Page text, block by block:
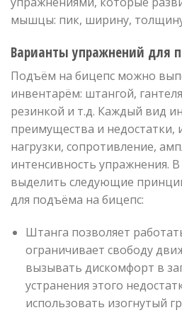
мышцы: пик, ширину,
Варианты упражнений для
Подъём на бицепс можно
инвентарём: штангой,
резинкой и т.д. Каждый вид
преимущества и недостатки,
нагрузки, сопротивление,
интенсивность упражнения.
выделить следующие
для подъёма на бицепс:
Штанга позволяет
ограничивает свободу
вызывать дискомфорт в
устранения этого
использовать изогнутый